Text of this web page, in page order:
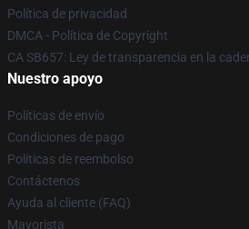
Política de privacidad
DMCA - Política de Copyright
CA SB657: Ley de transparencia en la
Nuestro apoyo
Políticas de envío
Condiciones de pago
Políticas de reembolso
Contáctenos
Ayuda al cliente (FAQ)
Mayorista